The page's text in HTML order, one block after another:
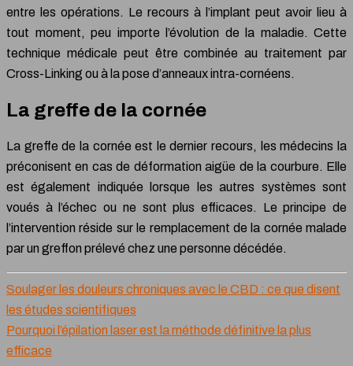
entre les opérations. Le recours à l’implant peut avoir lieu à
tout moment, peu importe l’évolution de la maladie. Cette
technique médicale peut être combinée au traitement par
Cross-Linking ou à la pose d’anneaux intra-cornéens.
La greffe de la cornée
La greffe de la cornée est le dernier recours, les médecins la
préconisent en cas de déformation aigüe de la courbure. Elle
est également indiquée lorsque les autres systèmes sont
voués à l’échec ou ne sont plus efficaces. Le principe de
l’intervention réside sur le remplacement de la cornée malade
par un greffon prélevé chez une personne décédée.
Soulager les douleurs chroniques avec le CBD : ce que disent
les études scientifiques
Pourquoi l’épilation laser est la méthode définitive la plus
efficace